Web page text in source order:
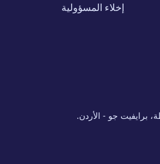
إخلاء المسؤولية